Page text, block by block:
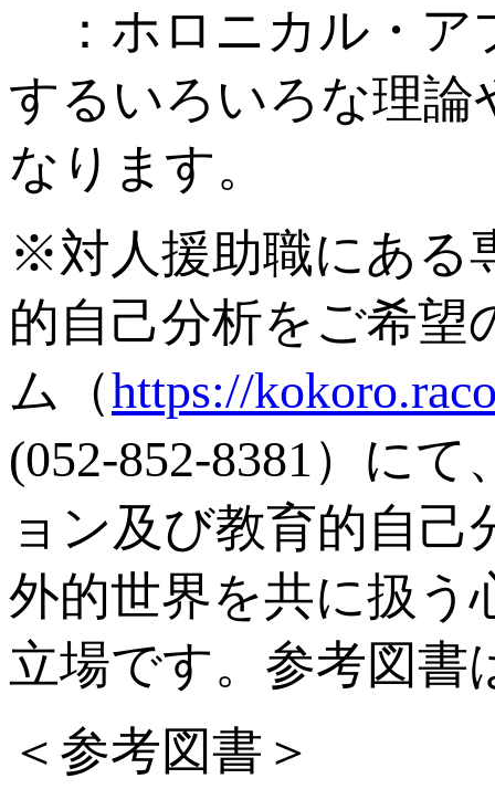
：ホロニカル・ア
するいろいろな理
なります。
※対人援助職にある
的自己分析をご希望
ム（https://
(052-852-8381）に
ョン及び教育的自
外的世界を共に扱う
立場です。参考図書
＜参考図書＞